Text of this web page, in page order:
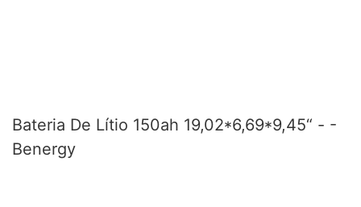
Bateria De Lítio 150ah 19,02*6,69*9,45“ - -
Benergy